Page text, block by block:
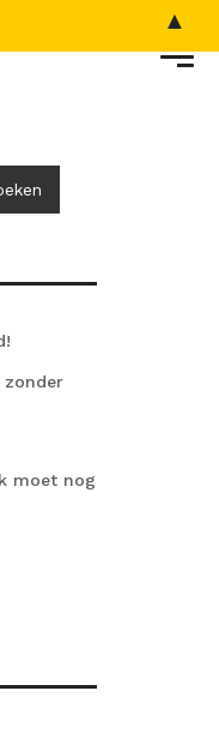
zonder
moet nog
▲